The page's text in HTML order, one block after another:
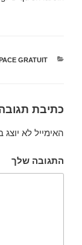
קטגוריות
GRATUIT
כתיבת
האימייל לא יוצג
התגובה שלך